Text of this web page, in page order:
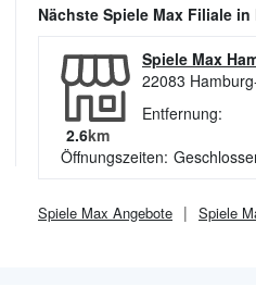
Nächste Spiele Max Filiale in
Spiele Max
22083
Entfernung:
2.6km
Öffnungszeiten:
Spiele Max Angebote Spiele